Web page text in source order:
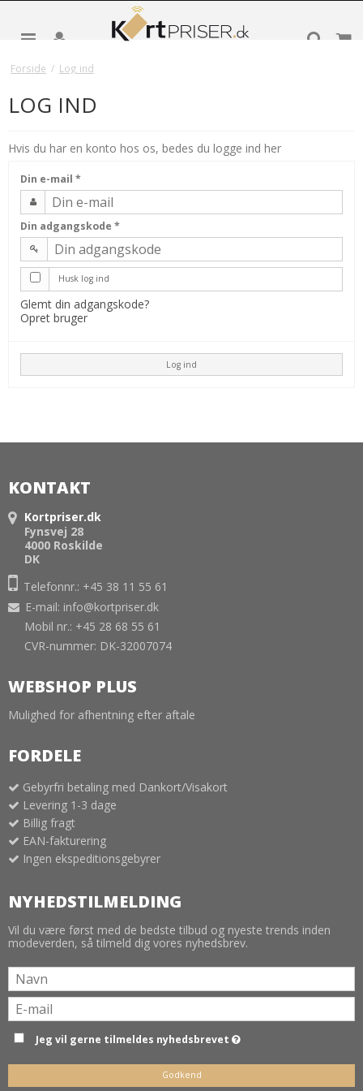
Forside / Log ind
LOG IND
Hvis du har en konto hos os, bedes du logge ind her
Din e-mail *
Din adgangskode *
Husk log ind
Glemt din adgangskode?
Opret bruger
Log ind
KONTAKT
Kortpriser.dk
Fynsvej 28
4000 Roskilde
DK
Telefonnr.: +45 38 11 55 61
E-mail: info@kortpriser.dk
Mobil nr.: +45 28 68 55 61
CVR-nummer: DK-32007074
WEBSHOP PLUS
Mulighed for afhentning efter aftale
FORDELE
Gebyrfri betaling med Dankort/Visakort
Levering 1-3 dage
Billig fragt
EAN-fakturering
Ingen ekspeditionsgebyrer
NYHEDSTILMELDING
Vil du være først med de bedste tilbud og nyeste trends inden
modeverden, så tilmeld dig vores nyhedsbrev.
Jeg vil gerne tilmeldes nyhedsbrevet
Godkend